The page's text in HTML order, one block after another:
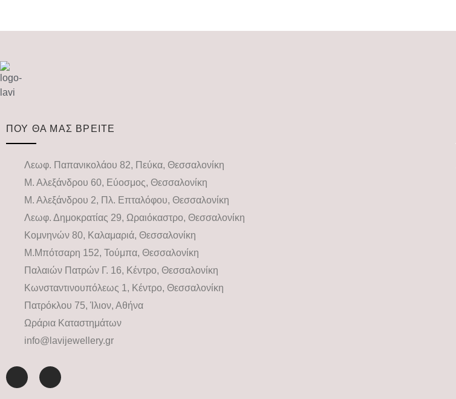
ΠΟΥ ΘΑ ΜΑΣ ΒΡΕΙΤΕ
Λεωφ. Παπανικολάου 82, Πεύκα, Θεσσαλονίκη
Μ. Αλεξάνδρου 60, Εύοσμος, Θεσσαλονίκη
Μ. Αλεξάνδρου 2, Πλ. Επταλόφου, Θεσσαλονίκη
Λεωφ. Δημοκρατίας 29, Ωραιόκαστρο, Θεσσαλονίκη
Κομνηνών 80, Καλαμαριά, Θεσσαλονίκη
Μ.Μπότσαρη 152, Τούμπα, Θεσσαλονίκη
Παλαιών Πατρών Γ. 16, Κέντρο, Θεσσαλονίκη
Κωνσταντινουπόλεως 1, Κέντρο, Θεσσαλονίκη
Πατρόκλου 75, Ίλιον, Αθήνα
Ωράρια Καταστημάτων
info@lavijewellery.gr